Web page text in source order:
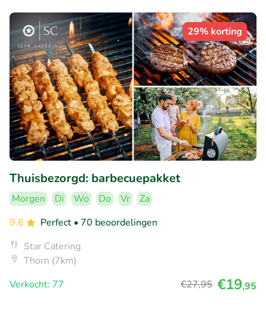
29% korting
Thuisbezorgd: barbecuepakket
Morgen Di Wo Do Vr
Za
9.6
Perfect • 70 beoordelingen
Star Catering
Thorn (7km)
Verkocht: 77
€27,95 €19,95